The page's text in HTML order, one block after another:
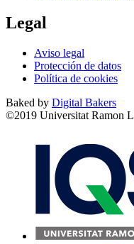
Legal
Aviso legal
Protección de datos
Política de cookies
Baked by Digital Bakers
©2019 Universitat Ramon